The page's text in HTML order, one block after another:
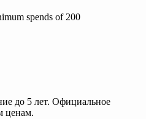
spends of 200
до 5 лет. Официальное
ценам.